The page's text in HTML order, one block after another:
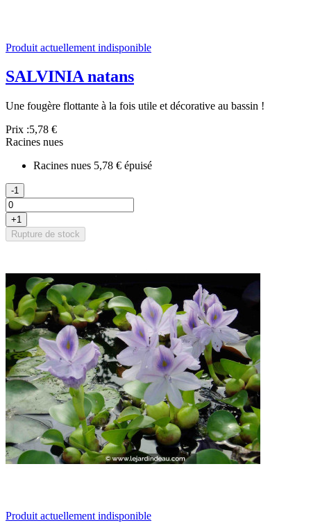
Produit actuellement indisponible
SALVINIA natans
Une fougère flottante à la fois utile et décorative au bassin !
Prix :5,78 €
Racines nues
Racines nues 5,78 € épuisé
-1
+1
Rupture de stock
Produit actuellement indisponible